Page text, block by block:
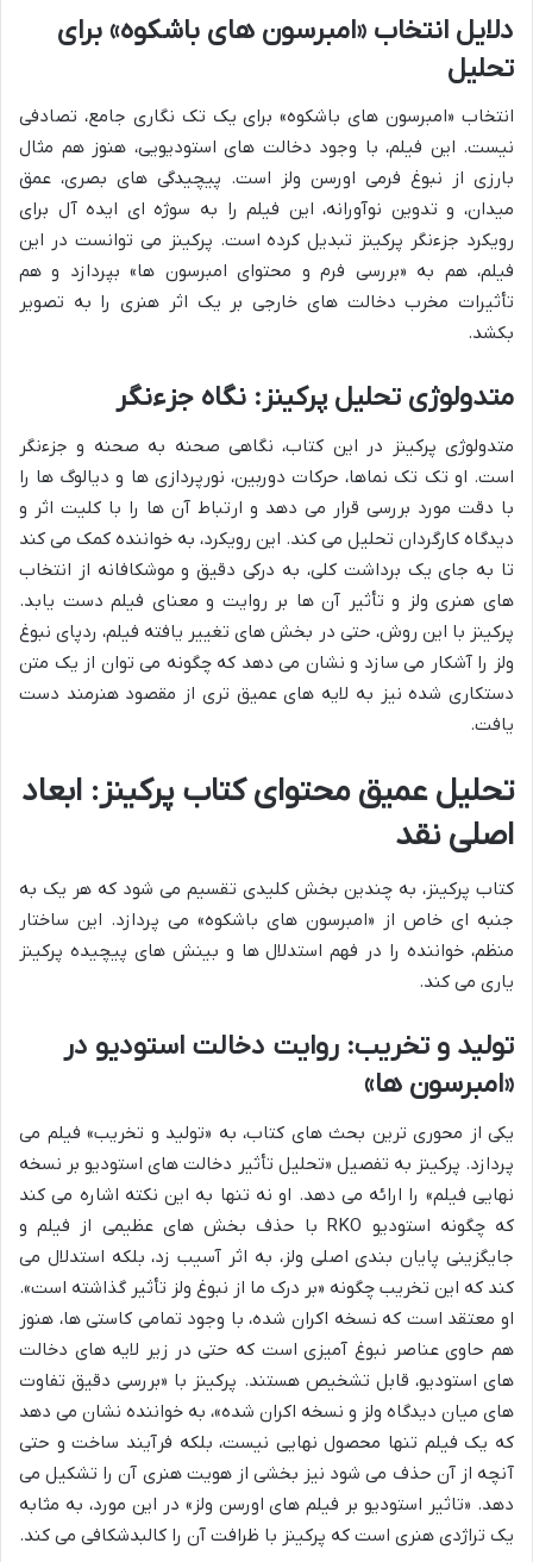
دلایل انتخاب «امبرسون های باشکوه» برای
تحلیل
انتخاب «امبرسون های باشکوه» برای یک تک نگاری جامع، تصادفی
نیست. این فیلم، با وجود دخالت های استودیویی، هنوز هم مثال
بارزی از نبوغ فرمی اورسن ولز است. پیچیدگی های بصری، عمق
میدان، و تدوین نوآورانه، این فیلم را به سوژه ای ایده آل برای
رویکرد جزءنگر پرکینز تبدیل کرده است. پرکینز می توانست در این
فیلم، هم به «بررسی فرم و محتوای امبرسون ها» بپردازد و هم
تأثیرات مخرب دخالت های خارجی بر یک اثر هنری را به تصویر
بکشد.
متدولوژی تحلیل پرکینز: نگاه جزءنگر
متدولوژی پرکینز در این کتاب، نگاهی صحنه به صحنه و جزءنگر
است. او تک تک نماها، حرکات دوربین، نورپردازی ها و دیالوگ ها را
با دقت مورد بررسی قرار می دهد و ارتباط آن ها را با کلیت اثر و
دیدگاه کارگردان تحلیل می کند. این رویکرد، به خواننده کمک می کند
تا به جای یک برداشت کلی، به درکی دقیق و موشکافانه از انتخاب
های هنری ولز و تأثیر آن ها بر روایت و معنای فیلم دست یابد.
پرکینز با این روش، حتی در بخش های تغییر یافته فیلم، ردپای نبوغ
ولز را آشکار می سازد و نشان می دهد که چگونه می توان از یک متن
دستکاری شده نیز به لایه های عمیق تری از مقصود هنرمند دست
یافت.
تحلیل عمیق محتوای کتاب پرکینز: ابعاد
اصلی نقد
کتاب پرکینز، به چندین بخش کلیدی تقسیم می شود که هر یک به
جنبه ای خاص از «امبرسون های باشکوه» می پردازد. این ساختار
منظم، خواننده را در فهم استدلال ها و بینش های پیچیده پرکینز
یاری می کند.
تولید و تخریب: روایت دخالت استودیو در
«امبرسون ها»
یکی از محوری ترین بحث های کتاب، به «تولید و تخریب» فیلم می
پردازد. پرکینز به تفصیل «تحلیل تأثیر دخالت های استودیو بر نسخه
نهایی فیلم» را ارائه می دهد. او نه تنها به این نکته اشاره می کند
که چگونه استودیو RKO با حذف بخش های عظیمی از فیلم و
جایگزینی پایان بندی اصلی ولز، به اثر آسیب زد، بلکه استدلال می
کند که این تخریب چگونه «بر درک ما از نبوغ ولز تأثیر گذاشته است».
او معتقد است که نسخه اکران شده، با وجود تمامی کاستی ها، هنوز
هم حاوی عناصر نبوغ آمیزی است که حتی در زیر لایه های دخالت
های استودیو، قابل تشخیص هستند. پرکینز با «بررسی دقیق تفاوت
های میان دیدگاه ولز و نسخه اکران شده»، به خواننده نشان می دهد
که یک فیلم تنها محصول نهایی نیست، بلکه فرآیند ساخت و حتی
آنچه از آن حذف می شود نیز بخشی از هویت هنری آن را تشکیل می
دهد. «تاثیر استودیو بر فیلم های اورسن ولز» در این مورد، به مثابه
یک تراژدی هنری است که پرکینز با ظرافت آن را کالبدشکافی می کند.